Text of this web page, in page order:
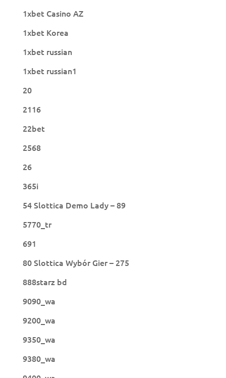
1xbet Casino AZ
1xbet Korea
1xbet russian
1xbet russian1
20
2116
22bet
2568
26
365i
54 Slottica Demo Lady – 89
5770_tr
691
80 Slottica Wybór Gier – 275
888starz bd
9090_wa
9200_wa
9350_wa
9380_wa